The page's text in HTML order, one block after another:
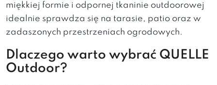
miękkiej formie i odpornej tkaninie outdoorowej
idealnie sprawdza się na tarasie, patio oraz w
zadaszonych przestrzeniach ogrodowych.
Dlaczego warto wybrać QUELLE
Outdoor?